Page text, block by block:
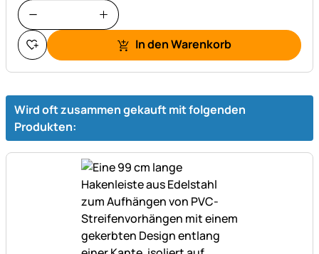
In den Warenkorb
Wird oft zusammen gekauft mit folgenden
Produkten: